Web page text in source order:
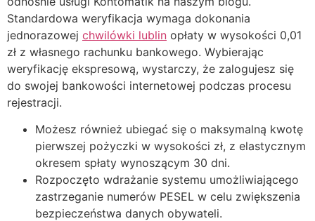
Standardowa weryfikacja wymaga dokonania
jednorazowej chwilówki lublin opłaty w wysokości 0,01
zł z własnego rachunku bankowego. Wybierając
weryfikację ekspresową, wystarczy, że zalogujesz się
do swojej bankowości internetowej podczas procesu
rejestracji.
Możesz również ubiegać się o maksymalną kwotę
pierwszej pożyczki w wysokości zł, z elastycznym
okresem spłaty wynoszącym 30 dni.
Rozpoczęto wdrażanie systemu umożliwiającego
zastrzeganie numerów PESEL w celu zwiększenia
bezpieczeństwa danych obywateli.